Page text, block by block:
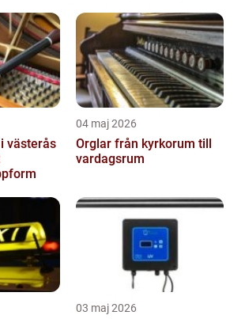
västerås
04 maj 2026
Orglar från kyrkorum till
vardagsrum
03 maj 2026